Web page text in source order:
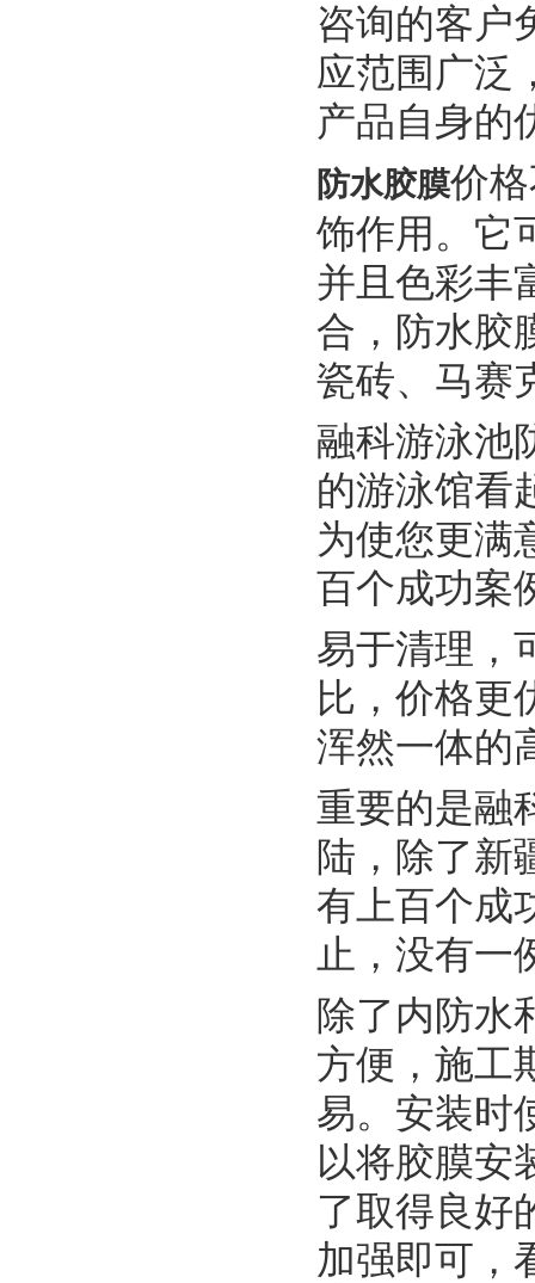
咨询的客户
应范围广泛
产品自身的
防水胶膜价
饰作用。它
并且色彩丰
合，防水胶
瓷砖、马赛
融科游泳池
的游泳馆看
为使您更满
百个成功案
易于清理，
比，价格更
浑然一体的
重要的是融
陆，除了新
有上百个成
止，没有一
除了内防水
方便，施工
易。安装时
以将胶膜安
了取得良好
加强即可，